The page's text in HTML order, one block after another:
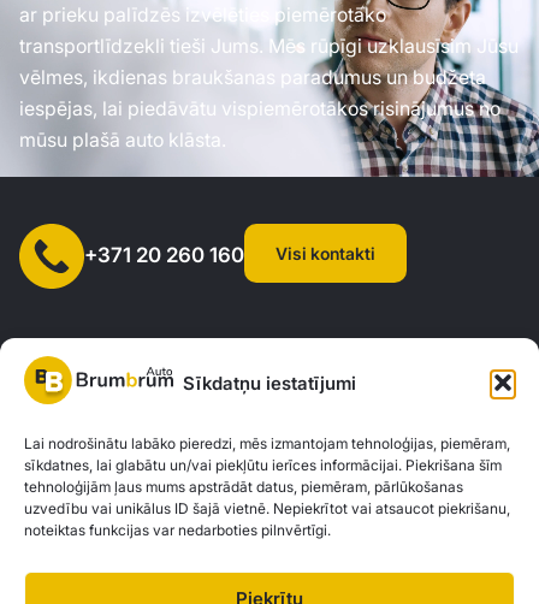
Sīkdatņu iestatījumi
Lai nodrošinātu labāko pieredzi, mēs izmantojam tehnoloģijas, piemēram,
sīkdatnes, lai glabātu un/vai piekļūtu ierīces informācijai. Piekrišana šīm
tehnoloģijām ļaus mums apstrādāt datus, piemēram, pārlūkošanas
uzvedību vai unikālus ID šajā vietnē. Nepiekrītot vai atsaucot piekrišanu,
noteiktas funkcijas var nedarboties pilnvērtīgi.
Piekrītu
ar prieku palīdzēs izvēlēties piemērotāko
transportlīdzekli tieši Jums. Mēs rūpīgi uzklausīsim Jūsu
vēlmes, ikdienas braukšanas paradumus un budžeta
iespējas, lai piedāvātu vispiemērotākos risinājumus no
mūsu plašā auto klāsta.
+371 20 260 160 Visi kontakti
SIA "AUTOCLICK", Reģ. Nr. 40203371960, Adrese: Mazjumpravas
iela 77, Rīga, LV-1063 |20260160
Privātuma politikaKontakti
Brum Brum Auto nav finanšu iestāde, bet sadarbojas ar vairākām bankām un